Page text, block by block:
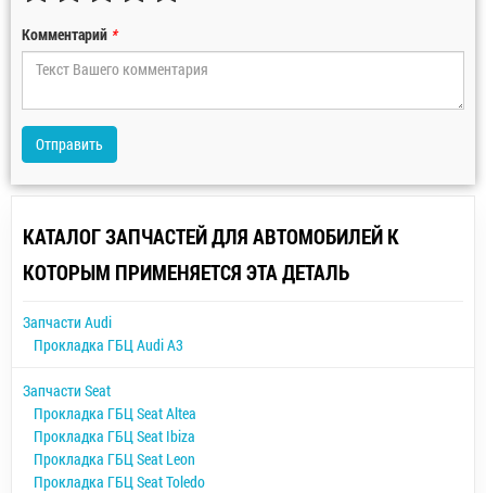
Комментарий *
Отправить
КАТАЛОГ ЗАПЧАСТЕЙ ДЛЯ АВТОМОБИЛЕЙ К
КОТОРЫМ ПРИМЕНЯЕТСЯ ЭТА ДЕТАЛЬ
Запчасти Audi
Прокладка ГБЦ Audi A3
Запчасти Seat
Прокладка ГБЦ Seat Altea
Прокладка ГБЦ Seat Ibiza
Прокладка ГБЦ Seat Leon
Прокладка ГБЦ Seat Toledo